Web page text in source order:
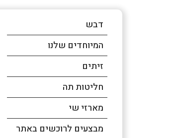
דבש
המיוחדים שלנו
זיתים
חליטות תה
מארזי שי
מבצעים לרוכשים באתר